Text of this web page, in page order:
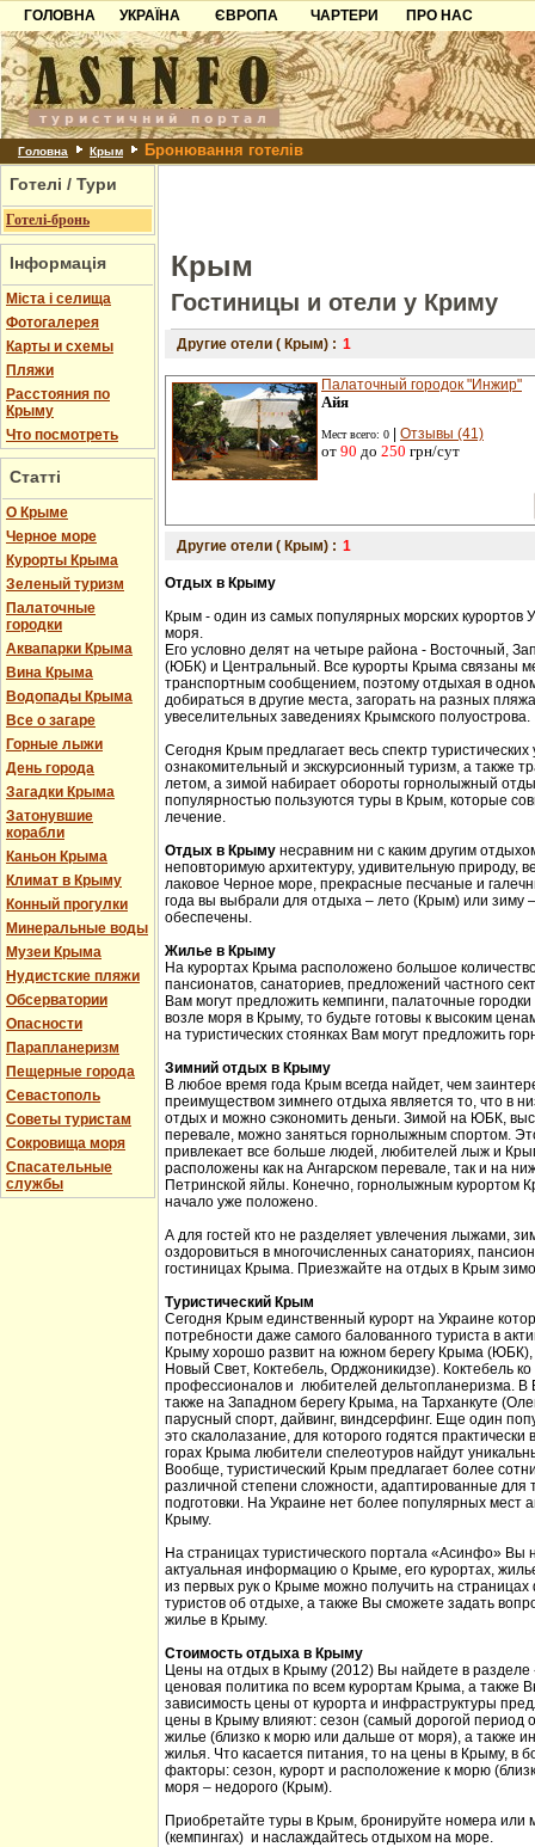
ГОЛОВНА
УКРАЇНА
Карпати
Азов
Причорноморря
Шацьк
ЄВРОПА
Чорногорія
Хорватія
Болгарія
Албанія
ЧАРТЕРИ
ПРО НАС
Контакти
Партнерам
Додати готель
Головна Крым Бронювання готелів
Готелі / Тури
Готелі-бронь
Інформація
Міста і селища
Фотогалерея
Карты и схемы
Пляжи
Расстояния по
Крыму
Что посмотреть
Статті
О Крыме
Черное море
Курорты Крыма
Зеленый туризм
Палаточные
городки
Аквапарки Крыма
Вина Крыма
Водопады Крыма
Все о загаре
Горные лыжи
День города
Загадки Крыма
Затонувшие
корабли
Каньон Крыма
Климат в Крыму
Конный прогулки
Минеральные воды
Музеи Крыма
Нудистские пляжи
Обсерватории
Опасности
Парапланеризм
Пещерные города
Севастополь
Советы туристам
Сокровища моря
Спасательные
службы
Крым
Гостиницы и отели у Криму
Другие отели ( Крым) : 1
Палаточный городок "Инжир"
Айя
Мест всего: 0 Отзывы (41)
от 90 до 250 грн/сут
Другие отели ( Крым) : 1
Отдых в Крыму
Крым - один из самых популярных морских курортов
моря.
Его условно делят на четыре района - Восточный,
(ЮБК) и Центральный. Все курорты Крыма связаны
транспортным сообщением, поэтому отдыхая в
добираться в другие места, загорать на разных
увеселительных заведениях Крымского полуострова.
Сегодня Крым предлагает весь спектр
ознакомительный и экскурсионный туризм, а также
летом, а зимой набирает обороты горнолыжный
популярностью пользуются туры в Крым, которые
лечение.
Отдых в Крыму несравним ни с каким другим
неповторимую архитектуру, удивительную природу,
лаковое Черное море, прекрасные песчаные и
года вы выбрали для отдыха – лето (Крым) или зиму
обеспечены.
Жилье в Крыму
На курортах Крыма расположено большое
пансионатов, санаториев, предложений частного
Вам могут предложить кемпинги, палаточные
возле моря в Крыму, то будьте готовы к высоким
на туристических стоянках Вам могут предложить
Зимний отдых в Крыму
В любое время года Крым всегда найдет, чем
преимуществом зимнего отдыха является то, что в
отдых и можно сэкономить деньги. Зимой на ЮБК,
перевале, можно заняться горнолыжным спортом.
привлекает все больше людей, любителей лыж и
расположены как на Ангарском перевале, так и на
Петринской яйлы. Конечно, горнолыжным курортом
начало уже положено.
А для гостей кто не разделяет увлечения лыжами,
оздоровиться в многочисленных санаториях,
гостиницах Крыма. Приезжайте на отдых в Крым
Туристический Крым
Сегодня Крым единственный курорт на Украине
потребности даже самого балованного туриста в
Крыму хорошо развит на южном берегу Крыма (ЮБК),
Новый Свет, Коктебель, Орджоникидзе). Коктебель
профессионалов и любителей дельтопланеризма. В
также на Западном берегу Крыма, на Тарханкуте
парусный спорт, дайвинг, виндсерфинг. Еще один
это скалолазание, для которого годятся
горах Крыма любители спелеотуров найдут
Вообще, туристический Крым предлагает более
различной степени сложности, адаптированные для
подготовки. На Украине нет более популярных мест
Крыму.
На страницах туристического портала «Асинфо» Вы
актуальная информацию о Крыме, его курортах,
из первых рук о Крыме можно получить на
туристов об отдыхе, а также Вы сможете задать
жилье в Крыму.
Стоимость отдыха в Крыму
Цены на отдых в Крыму (2012) Вы найдете в разделе
ценовая политика по всем курортам Крыма, а также
зависимость цены от курорта и инфраструктуры
цены в Крыму влияют: сезон (самый дорогой период
жилье (близко к морю или дальше от моря), а также
жилья. Что касается питания, то на цены в Крыму, в
факторы: сезон, курорт и расположение к морю
моря – недорого (Крым).
Приобретайте туры в Крым, бронируйте номера или
(кемпингах) и наслаждайтесь отдыхом на море.